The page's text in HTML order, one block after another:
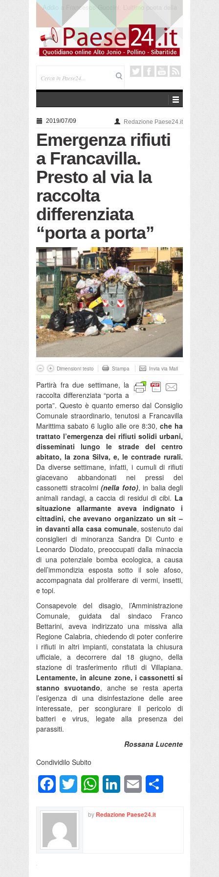
Saracena. Presentato “America”, il romanzo di Luigi
Pandolfi che racconta l’emigrazione
2019/07/09 Redazione Paese24.it
Emergenza rifiuti
a Francavilla.
Presto al via la
raccolta
differenziata
“porta a porta”
Dimensioni testo Stampa Invia via Mail
Partirà fra due settimane, la
raccolta differenziata “porta a
porta”. Questo è quanto emerso dal Consiglio
Comunale straordinario, tenutosi a Francavilla
Marittima sabato 6 luglio alle ore 8:30, che ha
trattato l’emergenza dei rifiuti solidi urbani,
disseminati lungo le strade del centro
abitato, la zona Silva, e, le contrade rurali.
Da diverse settimane, infatti, i cumuli di rifiuti
giacevano abbandonati nei pressi dei
cassonetti stracolmi (nella foto), in balia degli
animali randagi, a caccia di residui di cibi. La
situazione allarmante aveva indignato i
cittadini, che avevano organizzato un sit –
in davanti alla casa comunale, sostenuto dai
consiglieri di minoranza Sandra Di Cunto e
Leonardo Diodato, preoccupati dalla minaccia
di una potenziale bomba ecologica, a causa
dell’immondizia esposta sotto il sole afoso,
accompagnata dal proliferare di vermi, insetti,
e topi.
Consapevole del disagio, l’Amministrazione
Comunale, guidata dal sindaco Franco
Bettarini, aveva indirizzato una missiva alla
Regione Calabria, chiedendo di poter conferire
i rifiuti in altri impianti, constatata la chiusura
ufficiale, a decorrere dal 18 giugno, della
stazione di trasferimento rifiuti di Villapiana.
Lentamente, in alcune zone, i cassonetti si
stanno svuotando, anche se resta aperta
l’esigenza di una disinfestazione delle aree
interessate, per scongiurare il pericolo di
batteri e virus, legate alla presenza dei
parassiti.
Rossana Lucente
Condividilo Subito
FacebookTwitter WhatsAppLinkedInEmail
by Redazione Paese24.it